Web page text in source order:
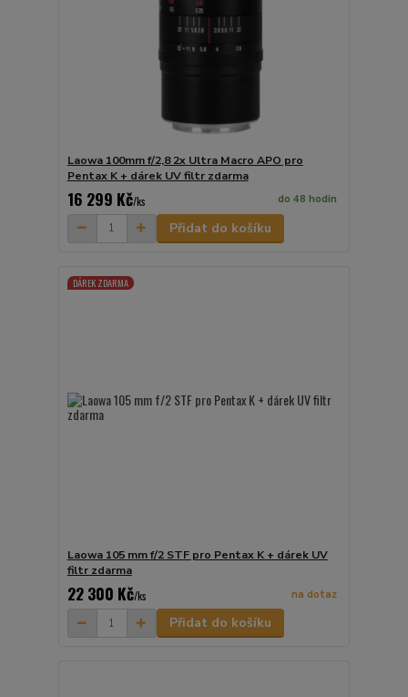
Laowa 100mm f/2,8 2x Ultra Macro APO pro
Pentax K + dárek UV filtr zdarma
16 299 Kč/ks do 48 hodin
Přidat do košíku
DÁREK ZDARMA
Laowa 105 mm f/2 STF pro Pentax K + dárek UV
filtr zdarma
22 300 Kč/ks na dotaz
Přidat do košíku